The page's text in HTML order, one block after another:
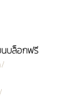
นบล็อกฟรี